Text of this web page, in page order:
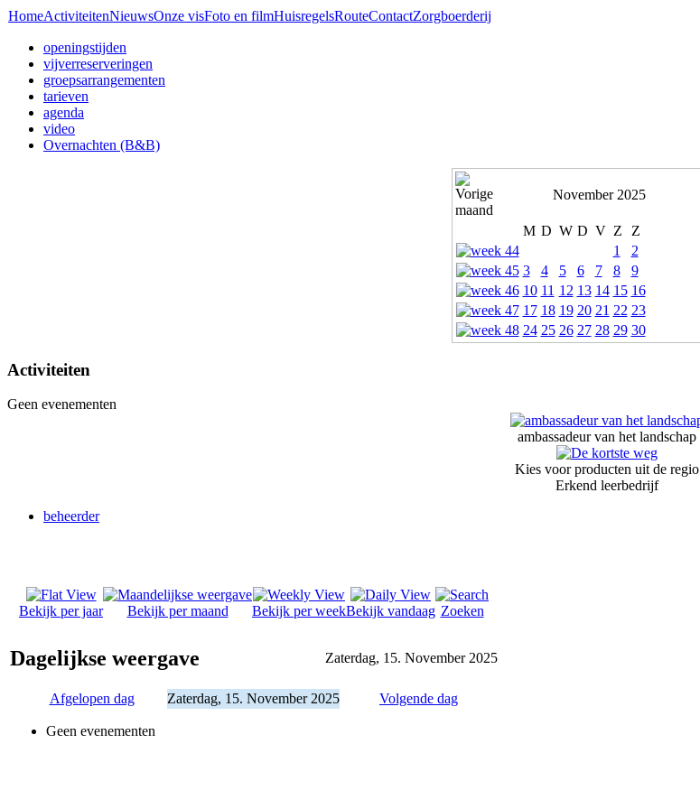
HomeActiviteitenNieuwsOnze visFoto en filmHuisregelsRouteContactZorgboerderij
openingstijden
vijverreserveringen
groepsarrangementen
tarieven
agenda
video
Overnachten (B&B)
November 2025
M D W D V Z
Z
1
2
3
4 5 6 7 8
9
10 11 12 13 14 15 16
17 18 19 20 21 22 23
24 25 26 27 28 29 30
Activiteiten
Geen evenementen
ambassadeur van het landschap
Kies voor producten uit de regio
Erkend leerbedrijf
beheerder
Bekijk per jaar Bekijk per maand Bekijk per weekBekijk vandaag Zoeken
Dagelijkse weergave Zaterdag, 15. November 2025
Afgelopen dag Zaterdag, 15. November 2025 Volgende dag
Geen evenementen